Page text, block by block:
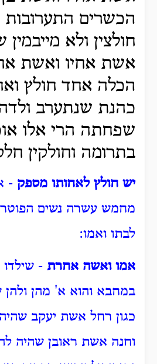
הכשרים התערובות
חולצין ולא
אשת אחיו ואשת
הכלה אחד חולץ
כהנת שנתערב
שפחתה הרי אלו
בתרומה וחולקין
יש חולץ לאחותו מספק -
מחמש עשרה נשים
לבתו ואמו:
אמו ואשה אחרת - שילדו
במחבא והוא א' מהן ולהן
כגון רחל אשת יעקב
וחנה אשת ראובן שהיה